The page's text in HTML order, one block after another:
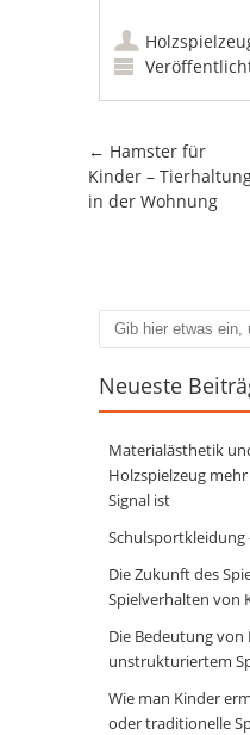
Artikel-
← Hamster für
Kinder –
in der Wohnung
Suchen
Neueste
Materialästhetik
Holzspielzeug
Signal ist
Schulsportkleidung
Die Zukunft des
Spielverhalten von
Die Bedeutung von
unstrukturiertem
Wie man Kinder
oder traditionelle